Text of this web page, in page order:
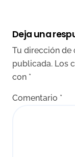
Deja una
Tu dirección de
publicada. Los
con *
Comentario *